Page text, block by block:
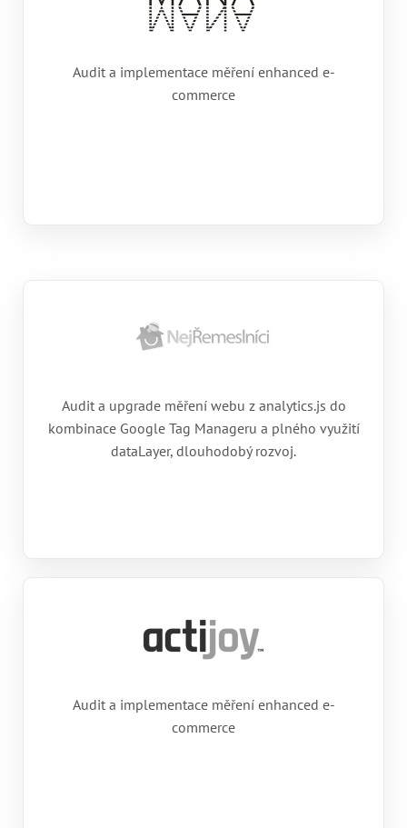
Audit a implementace měření enhanced e-
commerce
Audit a upgrade měření webu z analytics.js do
kombinace Google Tag Manageru a plného využití
dataLayer, dlouhodobý rozvoj.
Audit a implementace měření enhanced e-
commerce